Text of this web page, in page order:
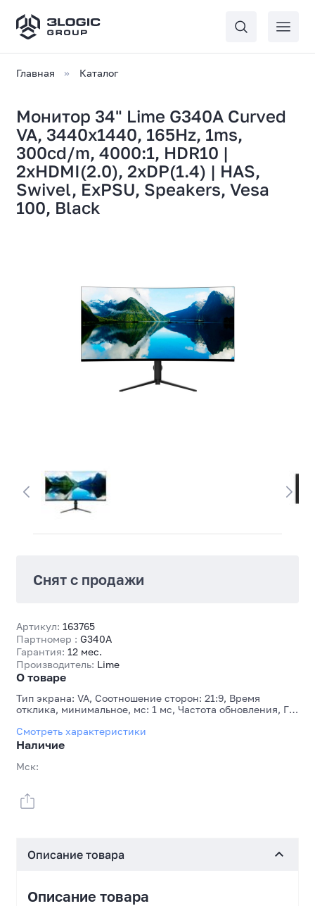
Главная Каталог
Монитор 34" Lime G340A Curved
VA, 3440x1440, 165Hz, 1ms,
300сd/m, 4000:1, HDR10 |
2xHDMI(2.0), 2xDP(1.4) | HAS,
Swivel, ExPSU, Speakers, Vesa
100, Black
Артикул: 163765
Партномер : G340A
Гарантия: 12 мес.
Производитель: Lime
О товаре
Тип экрана: VA, Соотношение сторон: 21:9, Время
отклика, минимальное, мс: 1 мс, Частота обновления, Гц:
Смотреть характеристики
Наличие
Мск:
Снят с продажи
Описание товара
Описание товара